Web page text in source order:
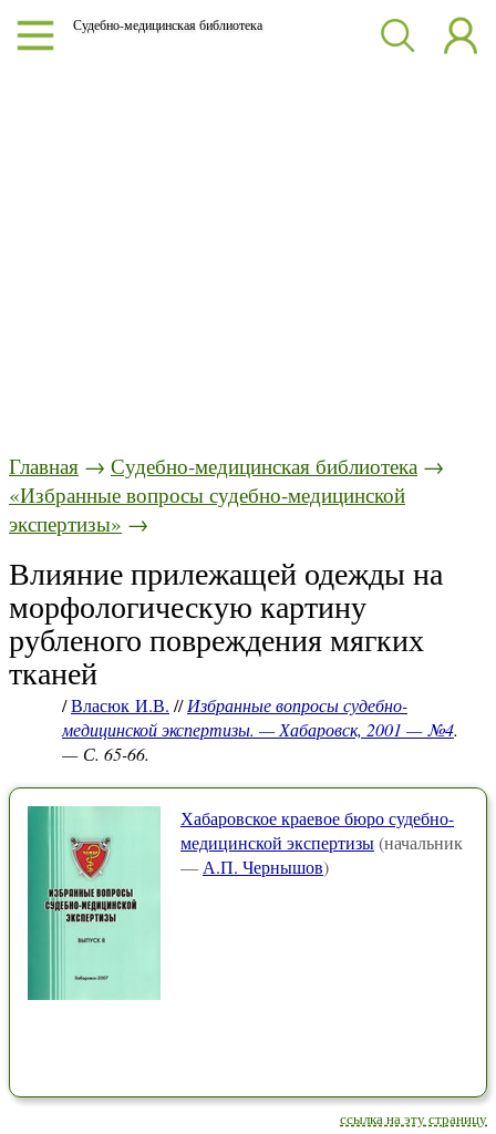
Судебно-медицинская библиотека
Главная → Судебно-медицинская библиотека →
«Избранные вопросы судебно-медицинской
экспертизы» →
Влияние прилежащей одежды на
морфологическую картину
рубленого повреждения мягких
тканей
/Власюк И.В. //Избранные вопросы судебно-
медицинской экспертизы. — Хабаровск, 2001 — №4.
— С. 65-66.
Хабаровское краевое бюро судебно-
медицинской экспертизы(начальник
— А.П. Чернышов)
ссылка на эту страницу